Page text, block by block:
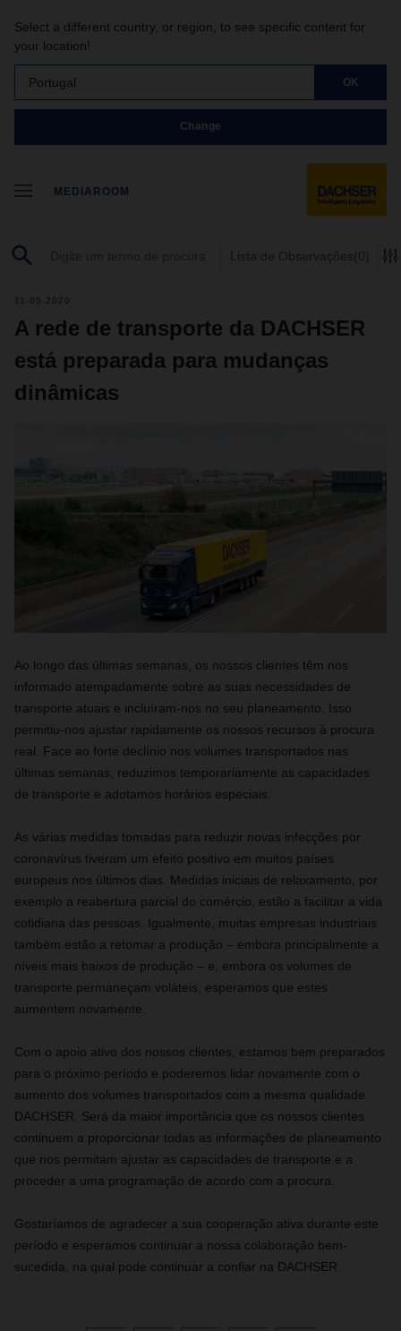
Select a different country, or region, to see specific content for
your location!
Portugal OK
Change
MEDIAROOM
Lista de Observações (0)
11.05.2020
A rede de transporte da DACHSER
está preparada para mudanças
dinâmicas
Ao longo das últimas semanas, os nossos clientes têm nos
informado atempadamente sobre as suas necessidades de
transporte atuais e incluíram-nos no seu planeamento. Isso
permitiu-nos ajustar rapidamente os nossos recursos à procura
real. Face ao forte declínio nos volumes transportados nas
últimas semanas, reduzimos temporariamente as capacidades
de transporte e adotamos horários especiais.
As várias medidas tomadas para reduzir novas infecções por
coronavírus tiveram um efeito positivo em muitos países
europeus nos últimos dias. Medidas iniciais de relaxamento, por
exemplo a reabertura parcial do comércio, estão a facilitar a vida
cotidiana das pessoas. Igualmente, muitas empresas industriais
também estão a retomar a produção – embora principalmente a
níveis mais baixos de produção – e, embora os volumes de
transporte permaneçam voláteis, esperamos que estes
aumentem novamente.
Com o apoio ativo dos nossos clientes, estamos bem preparados
para o próximo período e poderemos lidar novamente com o
aumento dos volumes transportados com a mesma qualidade
DACHSER. Será da maior importância que os nossos clientes
continuem a proporcionar todas as informações de planeamento
que nos permitam ajustar as capacidades de transporte e a
proceder a uma programação de acordo com a procura.
Gostaríamos de agradecer a sua cooperação ativa durante este
período e esperamos continuar a nossa colaboração bem-
sucedida, na qual pode continuar a confiar na DACHSER.